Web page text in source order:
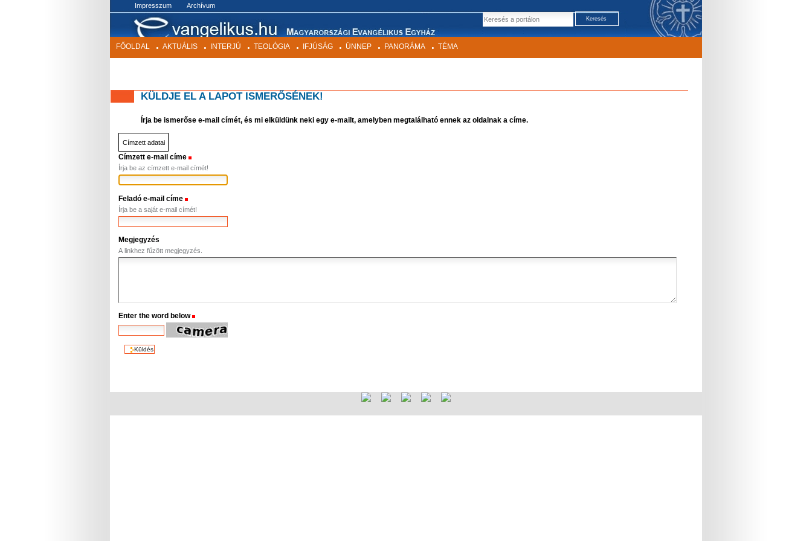
Impresszum
Archívum
Keresés
FŐOLDAL AKTUÁLIS INTERJÚ TEOLÓGIA IFJÚSÁG ÜNNEP PANORÁMA TÉMA
KÜLDJE EL A LAPOT ISMERŐSÉNEK!
Írja be ismerőse e-mail címét, és mi elküldünk neki egy e-mailt, amelyben megtalálható ennek az oldalnak a címe.
Címzett adatai
Címzett e-mail címe
Írja be az címzett e-mail címét!
Feladó e-mail címe
Írja be a saját e-mail címét!
Megjegyzés
A linkhez fűzött megjegyzés.
Enter the word below